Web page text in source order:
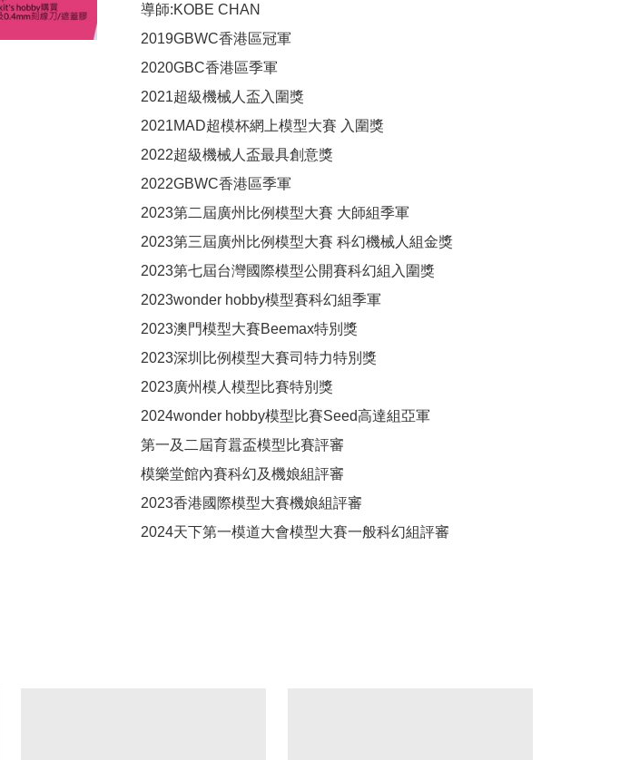
導師:KOBE CHAN
2019GBWC香港區冠軍
2020GBC香港區季軍
2021超級機械人盃入圍獎
2021MAD超模杯網上模型大賽 入圍獎
2022超級機械人盃最具創意獎
2022GBWC香港區季軍
2023第二屆廣州比例模型大賽 大師組季軍
2023第三屆廣州比例模型大賽 科幻機械人組金獎
2023第七屆台灣國際模型公開賽科幻組入圍獎
2023wonder hobby模型賽科幻組季軍
2023澳門模型大賽Beemax特別獎
2023深圳比例模型大賽司特力特別獎
2023廣州模人模型比賽特別獎
2024wonder hobby模型比賽Seed高達組亞軍
第一及二屆育囂盃模型比賽評審
模樂堂館內賽科幻及機娘組評審
2023香港國際模型大賽機娘組評審
2024天下第一模道大會模型大賽一般科幻組評審